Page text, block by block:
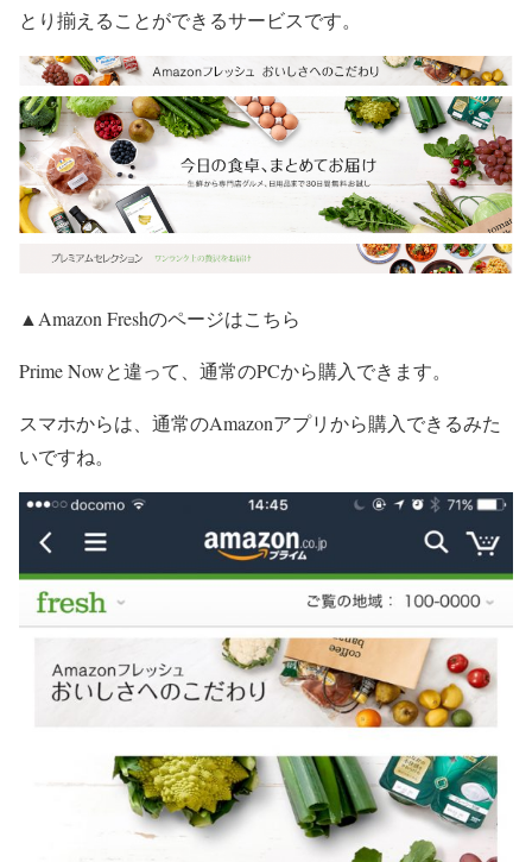
とり揃えることができるサービスです。
▲Amazon Freshのページはこちら
Prime Nowと違って、通常のPCから購入できます。
スマホからは、通常のAmazonアプリから購入できるみた
いですね。